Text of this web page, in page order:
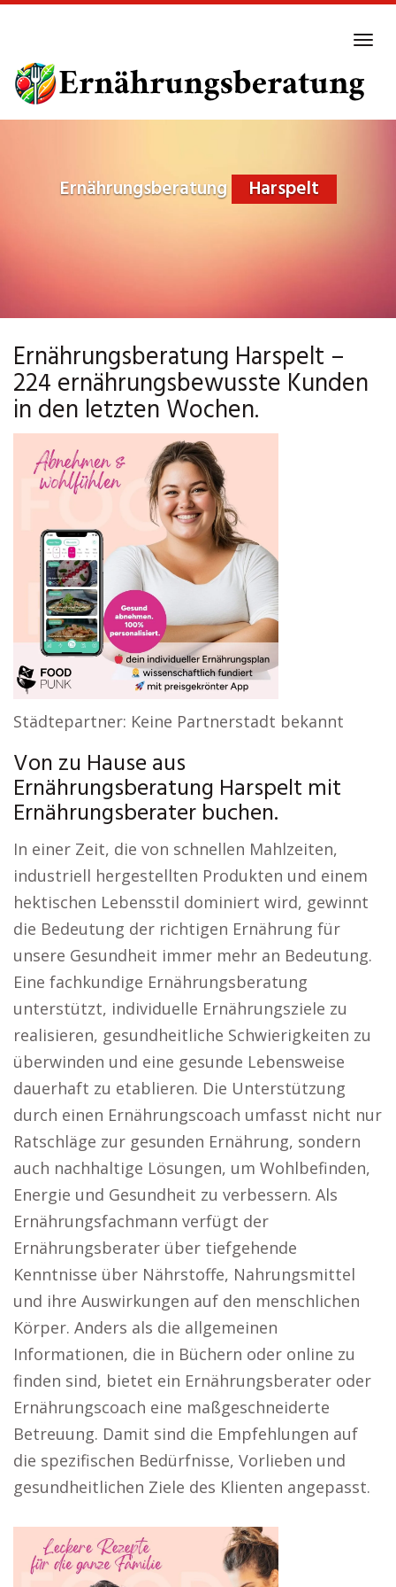
main
content
Ernährungsberatung Harspelt
Ernährungsberatung Harspelt –
224 ernährungsbewusste Kunden
in den letzten Wochen.
Städtepartner: Keine Partnerstadt bekannt
Von zu Hause aus
Ernährungsberatung Harspelt mit
Ernährungsberater buchen.
In einer Zeit, die von schnellen Mahlzeiten,
industriell hergestellten Produkten und einem
hektischen Lebensstil dominiert wird, gewinnt
die Bedeutung der richtigen Ernährung für
unsere Gesundheit immer mehr an Bedeutung.
Eine fachkundige Ernährungsberatung
unterstützt, individuelle Ernährungsziele zu
realisieren, gesundheitliche Schwierigkeiten zu
überwinden und eine gesunde Lebensweise
dauerhaft zu etablieren. Die Unterstützung
durch einen Ernährungscoach umfasst nicht nur
Ratschläge zur gesunden Ernährung, sondern
auch nachhaltige Lösungen, um Wohlbefinden,
Energie und Gesundheit zu verbessern. Als
Ernährungsfachmann verfügt der
Ernährungsberater über tiefgehende
Kenntnisse über Nährstoffe, Nahrungsmittel
und ihre Auswirkungen auf den menschlichen
Körper. Anders als die allgemeinen
Informationen, die in Büchern oder online zu
finden sind, bietet ein Ernährungsberater oder
Ernährungscoach eine maßgeschneiderte
Betreuung. Damit sind die Empfehlungen auf
die spezifischen Bedürfnisse, Vorlieben und
gesundheitlichen Ziele des Klienten angepasst.